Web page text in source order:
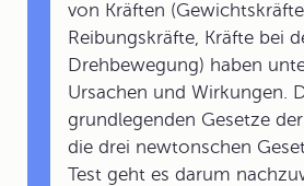
von Kräften
Reibungskräfte, Kräfte bei
Drehbewegung) haben
Ursachen und Wirkungen.
grundlegenden Gesetze
die drei newtonschen
Test geht es darum